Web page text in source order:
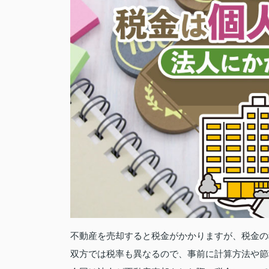
不動産を売却すると税金がかかりますが、税金
双方では税率も異なるので、事前に計算方法や